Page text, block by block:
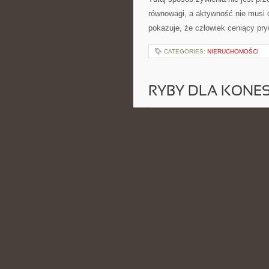
równowagi, a aktywność nie musi
pokazuje, że człowiek ceniący
CATEGORIES: NIERUCHOMOŚCI
RYBY DLA